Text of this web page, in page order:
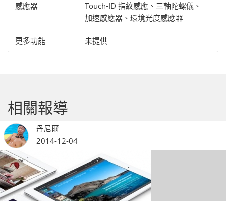
感應器
Touch-ID 指紋感應、三軸陀螺儀、
加速感應器、環境光度感應器
更多功能 未提供
相關報導
丹尼爾
2014-12-04